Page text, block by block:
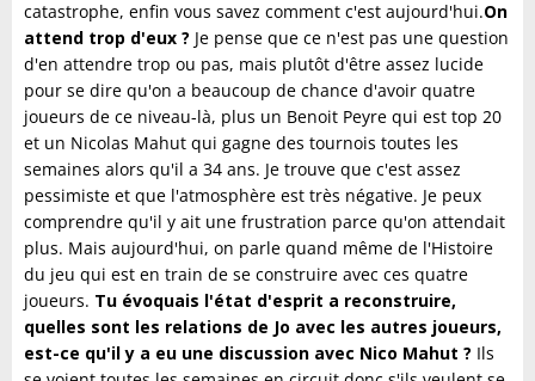
catastrophe, enfin vous savez comment c'est aujourd'hui.On
attend trop d'eux ? Je pense que ce n'est pas une question
d'en attendre trop ou pas, mais plutôt d'être assez lucide
pour se dire qu'on a beaucoup de chance d'avoir quatre
joueurs de ce niveau-là, plus un Benoit Peyre qui est top 20
et un Nicolas Mahut qui gagne des tournois toutes les
semaines alors qu'il a 34 ans. Je trouve que c'est assez
pessimiste et que l'atmosphère est très négative. Je peux
comprendre qu'il y ait une frustration parce qu'on attendait
plus. Mais aujourd'hui, on parle quand même de l'Histoire
du jeu qui est en train de se construire avec ces quatre
joueurs. Tu évoquais l'état d'esprit a reconstruire,
quelles sont les relations de Jo avec les autres joueurs,
est-ce qu'il y a eu une discussion avec Nico Mahut ? Ils